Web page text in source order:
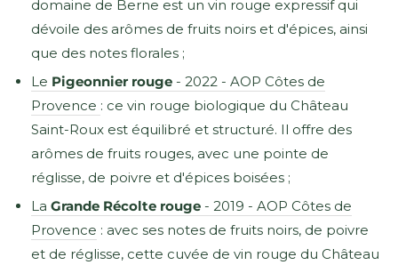
domaine de Berne est un vin rouge expressif qui
dévoile des arômes de fruits noirs et d'épices, ainsi
que des notes florales ;
Le Pigeonnier rouge - 2022 - AOP Côtes de
Provence : ce vin rouge biologique du Château
Saint-Roux est équilibré et structuré. Il offre des
arômes de fruits rouges, avec une pointe de
réglisse, de poivre et d'épices boisées ;
La Grande Récolte rouge - 2019 - AOP Côtes de
Provence : avec ses notes de fruits noirs, de poivre
et de réglisse, cette cuvée de vin rouge du Château